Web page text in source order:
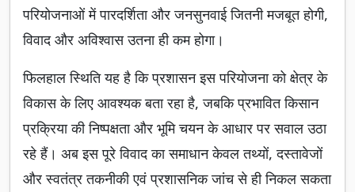
परियोजनाओं में पारदर्शिता और जनसुनवाई जितनी मजबूत होगी,
विवाद और अविश्वास उतना ही कम होगा।
फिलहाल स्थिति यह है कि प्रशासन इस परियोजना को क्षेत्र के
विकास के लिए आवश्यक बता रहा है, जबकि प्रभावित किसान
प्रक्रिया की निष्पक्षता और भूमि चयन के आधार पर सवाल उठा
रहे हैं। अब इस पूरे विवाद का समाधान केवल तथ्यों, दस्तावेजों
और स्वतंत्र तकनीकी एवं प्रशासनिक जांच से ही निकल सकता